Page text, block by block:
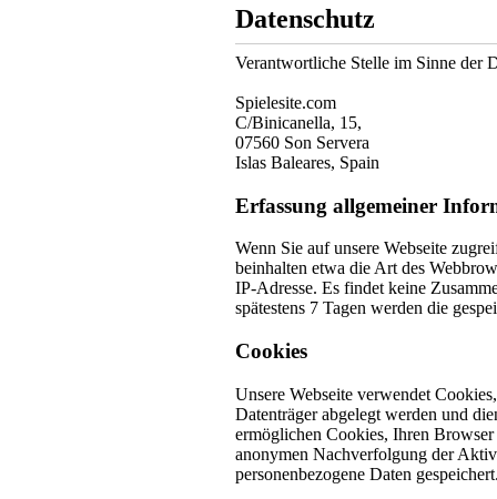
Datenschutz
Verantwortliche Stelle im Sinne der
Spielesite.com
C/Binicanella, 15,
07560 Son Servera
Islas Baleares, Spain
Erfassung allgemeiner
Wenn Sie auf unsere Webseite
beinhalten etwa die Art des
IP-Adresse. Es findet keine
spätestens 7 Tagen werden die
Cookies
Unsere Webseite verwendet
Datenträger abgelegt werden und
ermöglichen Cookies, Ihren
anonymen Nachverfolgung der
personenbezogene Daten gespeichert.